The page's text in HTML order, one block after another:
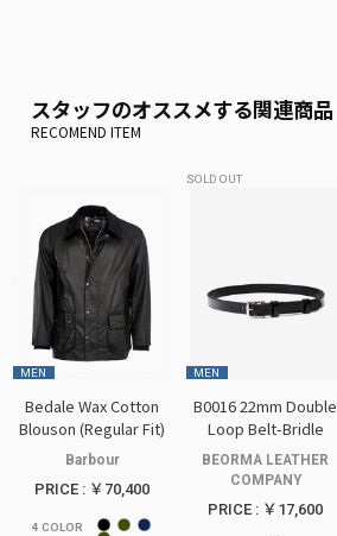
スタッフのオススメする関連商品
MEN
Bedale Wax Cotton
Blouson (Regular Fit)
Barbour
PRICE : ￥70,400
4 COLOR
SOLD OUT
MEN
B0016 22mm Double
Loop Belt-Bridle
BEORMA LEATHER
COMPANY
PRICE : ￥17,600